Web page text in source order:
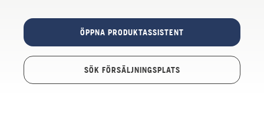
ÖPPNA PRODUKTASSISTENT
SÖK FÖRSÄLJNINGSPLATS